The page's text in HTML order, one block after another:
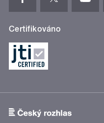
Certifikováno